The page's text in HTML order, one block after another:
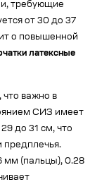
требующие
от 30 до 37
о повышенной
латексные
важно в
СИЗ имеет
до 31 см, что
предплечья.
мм (пальцы), 0.28